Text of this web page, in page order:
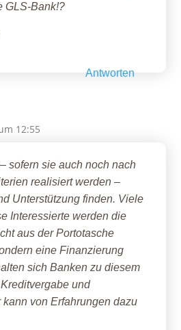
GLS-Bank!?
Antworten
12:55
sofern sie auch noch nach
realisiert werden –
Unterstützung finden. Viele
Interessierte werden die
aus der Portotasche
eine Finanzierung
sich Banken zu diesem
und
kann von Erfahrungen dazu